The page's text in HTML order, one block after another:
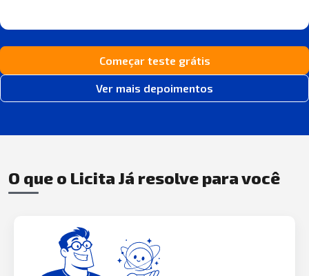
Começar teste grátis
Ver mais depoimentos
O que o Licita Já resolve para você